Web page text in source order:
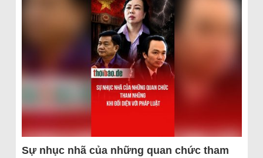
Sự nhục nhã của những quan chức tham